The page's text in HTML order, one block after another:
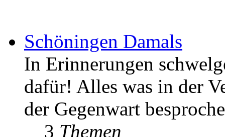
Schöningen Damals
In Erinnerungen
dafür! Alles was in der
der Gegenwart
3 Themen